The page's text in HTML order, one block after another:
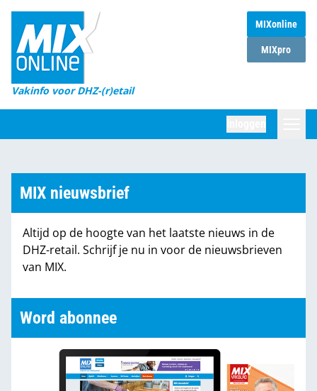
MIXonline
MIXpro
Vakinfo voor DHZ-(r)etail
Home
Magazines
DHZ Sessie
Marktcijfers
Partners
MIX nieuwsbrief
Altijd op de hoogte van het laatste nieuws in de
DHZ-retail. Schrijf je nu in voor de nieuwsbrieven
van MIX.
Word abonnee